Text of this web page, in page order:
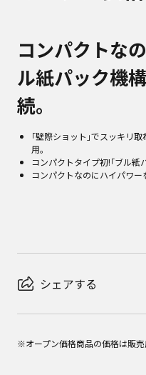
コンパクトな
ル紙パック機
続。
｢壁際ショット｣でスッキリ
用。
コンパクトタイプ初!｢ブル紙
コンパクトなのにハイパワー
シェアする
※オープン価格商品の価格は販売